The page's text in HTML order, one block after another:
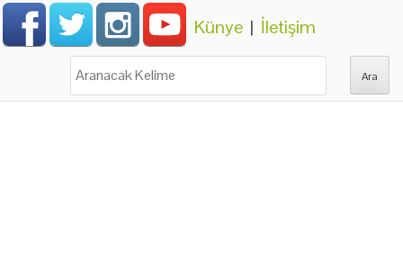
Künye | İletişim